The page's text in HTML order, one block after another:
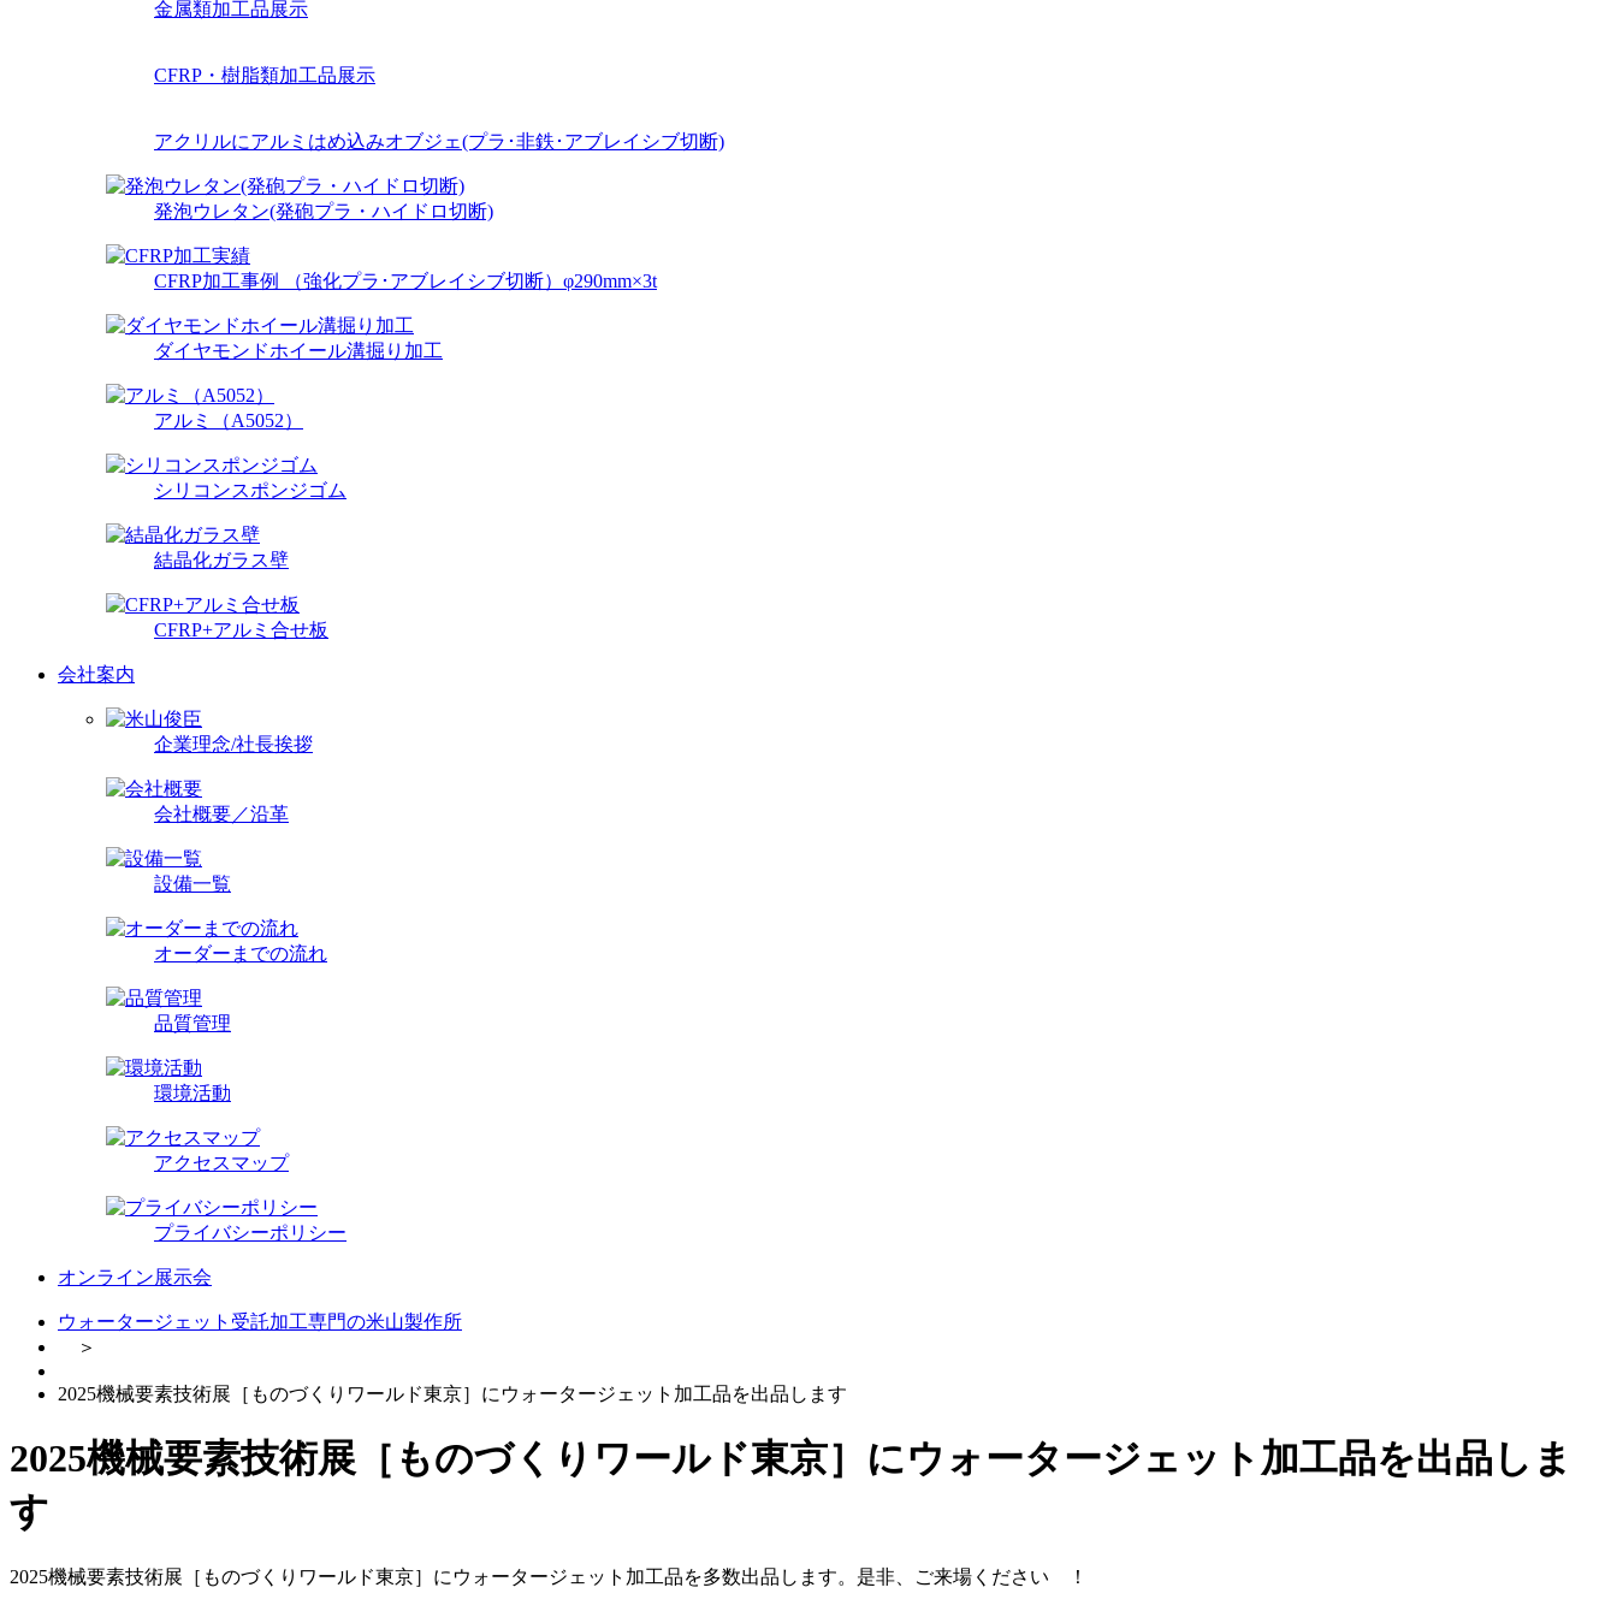
金属類加工品展示
CFRP・樹脂類加工品展示
アクリルにアルミはめ込みオブジェ(プラ･非鉄･アブレイシブ切断)
発泡ウレタン(発砲プラ・ハイドロ切断)
CFRP加工事例 （強化プラ･アブレイシブ切断）φ290mm×3t
ダイヤモンドホイール溝掘り加工
アルミ（A5052）
シリコンスポンジゴム
結晶化ガラス壁
CFRP+アルミ合せ板
会社案内
企業理念/社長挨拶
会社概要／沿革
設備一覧
オーダーまでの流れ
品質管理
環境活動
アクセスマップ
プライバシーポリシー
オンライン展示会
ウォータージェット受託加工専門の米山製作所
＞
2025機械要素技術展［ものづくりワールド東京］にウォータージェット加工品を出品します
2025機械要素技術展［ものづくりワールド東京］にウォータージェット加工品を出品しま
す
2025機械要素技術展［ものづくりワールド東京］にウォータージェット加工品を多数出品します。是非、ご来場ください ！